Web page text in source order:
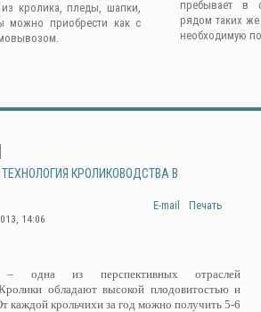
кролика, пледы, шапки,
можно приобрести как с
пребывает в
рядом таких
необходимую
КРОЛИКОВОДСТВА В
Печать
E-mail
14:06
– одна из перспективных отраслей
обладают высокой плодовитостью и
каждой крольчихи за год можно получить 5-6